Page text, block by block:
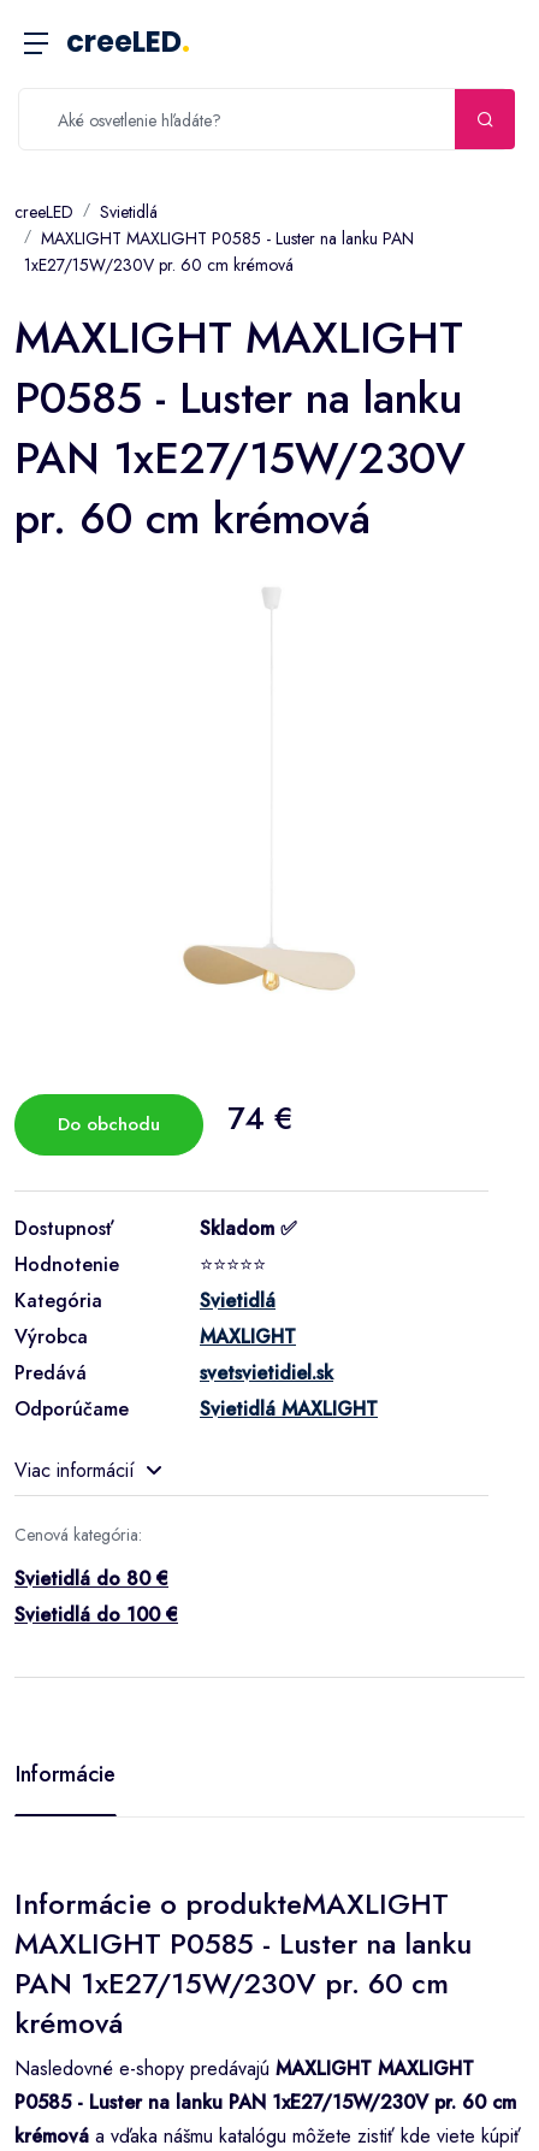
creeLED.
creeLED
Svietidlá
MAXLIGHT MAXLIGHT P0585 - Luster na lanku PAN
1xE27/15W/230V pr. 60 cm krémová
MAXLIGHT MAXLIGHT
P0585 - Luster na lanku
PAN 1xE27/15W/230V
pr. 60 cm krémová
Do obchodu 74 €
Dostupnosť
Skladom ✅
Hodnotenie
⭐⭐⭐⭐⭐
Kategória
Svietidlá
Výrobca
MAXLIGHT
Predává
svetsvietidiel.sk
Odporúčame
Svietidlá MAXLIGHT
Viac informácií
Cenová kategória:
Svietidlá do 80 €
Svietidlá do 100 €
Informácie
Informácie o produkteMAXLIGHT
MAXLIGHT P0585 - Luster na lanku
PAN 1xE27/15W/230V pr. 60 cm
krémová
Nasledovné e-shopy predávajú MAXLIGHT MAXLIGHT
P0585 - Luster na lanku PAN 1xE27/15W/230V pr. 60 cm
krémová a vďaka nášmu katalógu môžete zistiť kde viete kúpiť